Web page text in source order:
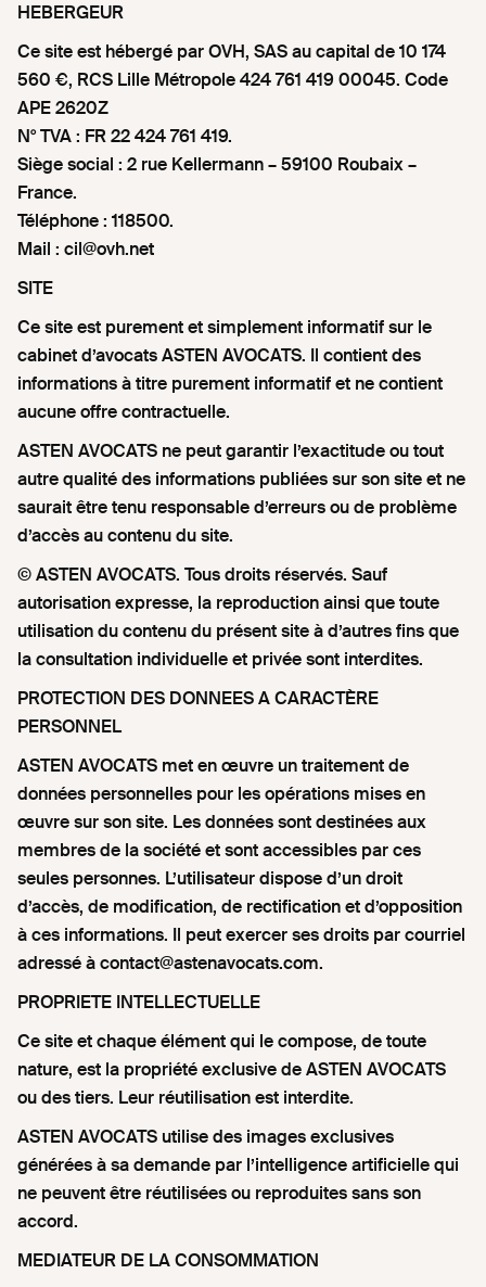
HEBERGEUR
Ce site est hébergé par OVH, SAS au capital de 10 174
560 €, RCS Lille Métropole 424 761 419 00045. Code
APE 2620Z
N° TVA : FR 22 424 761 419.
Siège social : 2 rue Kellermann – 59100 Roubaix –
France.
Téléphone : 118500.
Mail : cil@ovh.net
SITE
Ce site est purement et simplement informatif sur le
cabinet d’avocats ASTEN AVOCATS. Il contient des
informations à titre purement informatif et ne contient
aucune offre contractuelle.
ASTEN AVOCATS ne peut garantir l’exactitude ou tout
autre qualité des informations publiées sur son site et ne
saurait être tenu responsable d’erreurs ou de problème
d’accès au contenu du site.
© ASTEN AVOCATS. Tous droits réservés. Sauf
autorisation expresse, la reproduction ainsi que toute
utilisation du contenu du présent site à d’autres fins que
la consultation individuelle et privée sont interdites.
PROTECTION DES DONNEES A CARACTÈRE
PERSONNEL
ASTEN AVOCATS met en œuvre un traitement de
données personnelles pour les opérations mises en
œuvre sur son site. Les données sont destinées aux
membres de la société et sont accessibles par ces
seules personnes. L’utilisateur dispose d’un droit
d’accès, de modification, de rectification et d’opposition
à ces informations. Il peut exercer ses droits par courriel
adressé à contact@astenavocats.com.
PROPRIETE INTELLECTUELLE
Ce site et chaque élément qui le compose, de toute
nature, est la propriété exclusive de ASTEN AVOCATS
ou des tiers. Leur réutilisation est interdite.
ASTEN AVOCATS utilise des images exclusives
générées à sa demande par l’intelligence artificielle qui
ne peuvent être réutilisées ou reproduites sans son
accord.
MEDIATEUR DE LA CONSOMMATION